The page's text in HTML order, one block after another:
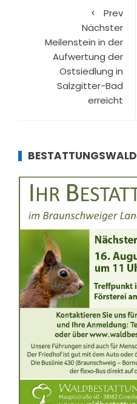
Prev
Nächster
Meilenstein in der
Aufwertung der
Ostsiedlung in
Salzgitter-Bad
erreicht
BESTATTUNGSWALD